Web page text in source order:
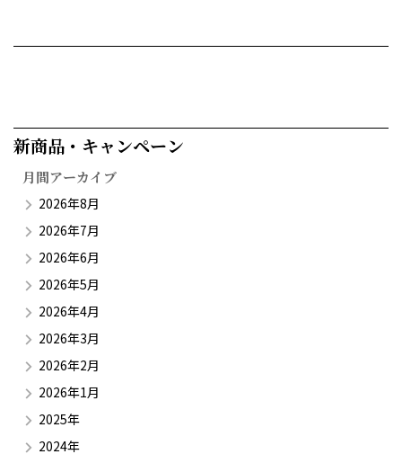
新商品・キャンペーン​
月間アーカイブ
2026年8月
2026年7月
2026年6月
2026年5月
2026年4月
2026年3月
2026年2月
2026年1月
2025年
2024年